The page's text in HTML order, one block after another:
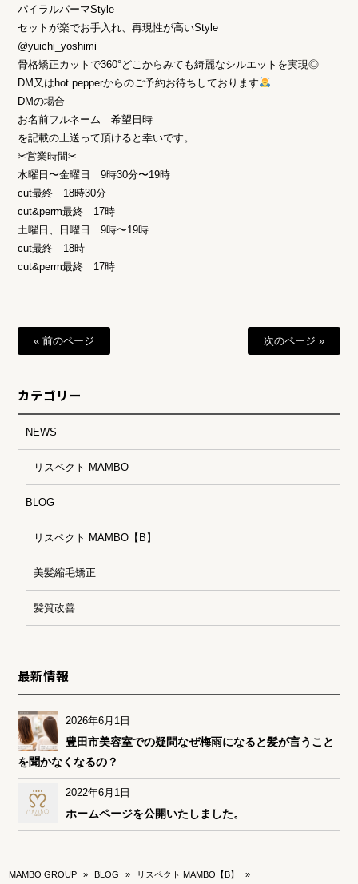
パイラルパーマStyle
セットが楽でお手入れ、再現性が高いStyle
@yuichi_yoshimi
骨格矯正カットで360°どこからみても綺麗なシルエットを実現◎
DM又はhot pepperからのご予約お待ちしております
DMの場合
お名前フルネーム 希望日時
を記載の上送って頂けると幸いです。
✂︎営業時間✂︎
水曜日〜金曜日 9時30分〜19時
cut最終 18時30分
cut&perm最終 17時
土曜日、日曜日 9時〜19時
cut最終 18時
cut&perm最終 17時
« 前のページ 次のページ »
カテゴリー
NEWS
リスペクト MAMBO
BLOG
リスペクト MAMBO【B】
美髪縮毛矯正
髪質改善
最新情報
2026年6月1日
豊田市美容室での疑問なぜ梅雨になると髪が言うこと
を聞かなくなるの？
2022年6月1日
ホームページを公開いたしました。
MAMBO GROUP » BLOG » リスペクト MAMBO【B】 »